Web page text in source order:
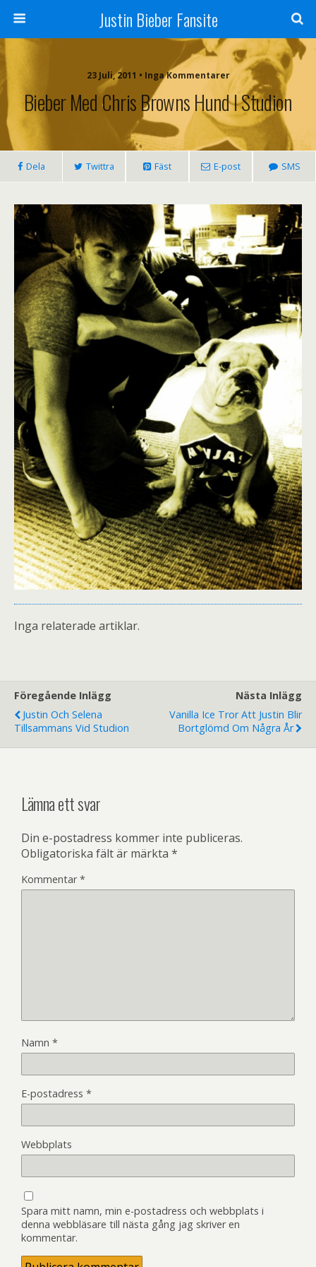
Justin Bieber Fansite
23 Juli, 2011 • Inga Kommentarer
Bieber Med Chris Browns Hund I Studion
Dela Twittra Fäst E-post SMS
Inga relaterade artiklar.
Föregående Inlägg
Justin Och Selena
Tillsammans Vid Studion
Nästa Inlägg
Vanilla Ice Tror Att Justin Blir
Bortglömd Om Några År
Lämna ett svar
Din e-postadress kommer inte publiceras.
Obligatoriska fält är märkta *
Kommentar*
Namn *
E-postadress *
Webbplats
Spara mitt namn, min e-postadress och webbplats i
denna webbläsare till nästa gång jag skriver en
kommentar.